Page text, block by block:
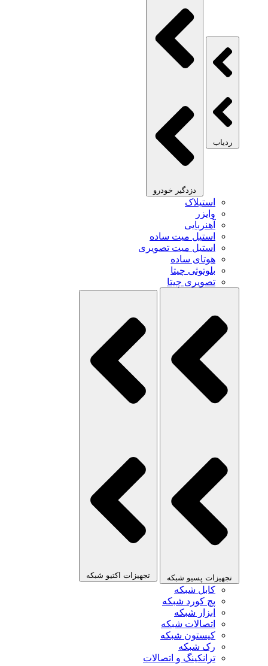
ردیاب
دزدگیر خودرو
استیلاک
وایزر
آهنربایی
استیل میت ساده
استیل میت تصویری
هوتای ساده
بلوتوثی چیتا
تصویری چیتا
تجهیزات پسیو شبکه تجهیزات اکتیو شبکه
کابل شبکه
پچ کورد شبکه
ابزار شبکه
اتصالات شبکه
کیستون شبکه
رک شبکه
ترانکینگ و اتصالات